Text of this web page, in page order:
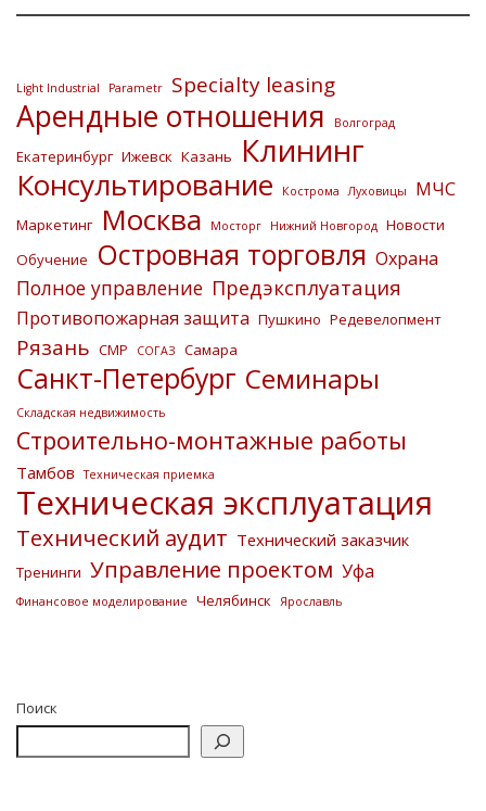
Light Industrial Parametr Specialty leasing
Арендные отношения Волгоград
Екатеринбург Ижевск Казань Клининг
Консультирование Кострома Луховицы МЧС
Маркетинг Москва Мосторг Нижний Новгород Новости
Обучение
Островная торговля Охрана
Полное управление Предэксплуатация
Противопожарная защита Пушкино Редевелопмент
Рязань СМР СОГАЗ Самара
Санкт-Петербург Семинары
Складская недвижимость
Строительно-монтажные работы
Тамбов Техническая приемка
Техническая эксплуатация
Технический аудит Технический заказчик
Тренинги Управление проектом Уфа
Финансовое моделирование Челябинск Ярославль
Поиск